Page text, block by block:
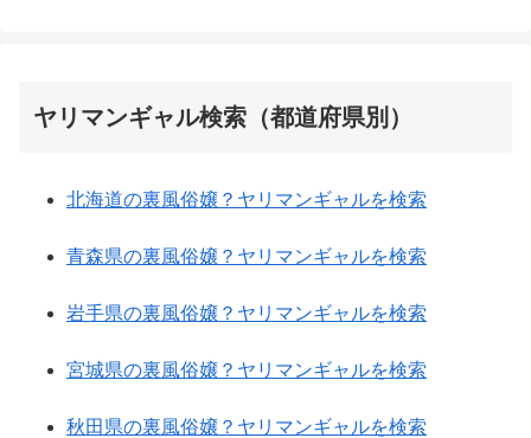
ヤリマンギャル検索（都道府県別）
北海道の裏風俗嬢？ヤリマンギャルを検索
青森県の裏風俗嬢？ヤリマンギャルを検索
岩手県の裏風俗嬢？ヤリマンギャルを検索
宮城県の裏風俗嬢？ヤリマンギャルを検索
秋田県の裏風俗嬢？ヤリマンギャルを検索